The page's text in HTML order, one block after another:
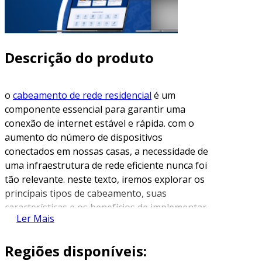
Descrição do produto
o cabeamento de rede residencial é um
componente essencial para garantir uma
conexão de internet estável e rápida. com o
aumento do número de dispositivos
conectados em nossas casas, a necessidade de
uma infraestrutura de rede eficiente nunca foi
tão relevante. neste texto, iremos explorar os
principais tipos de cabeamento, suas
características e os benefícios de implementar
um bom sistema de cabeamento em sua
tipos de cabeamento
Ler Mais
Regiões disponíveis: